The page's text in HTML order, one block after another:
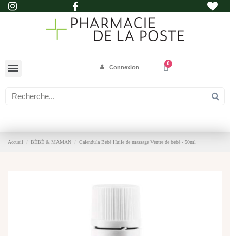
Connexion
Accueil BÉBÉ & MAMAN Calendula Bébé Huile de massage Ventre de bébé - 50ml